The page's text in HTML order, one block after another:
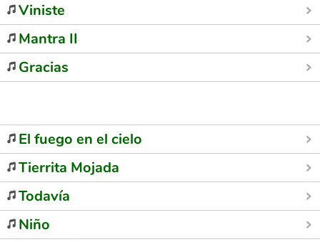
Viniste
Mantra II
Gracias
El fuego en el cielo
Tierrita Mojada
Todavía
Niño